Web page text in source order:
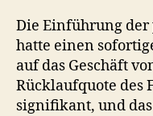
Die Einführung
hatte einen
auf das Geschäft
Rücklaufquote des
signifikant, und